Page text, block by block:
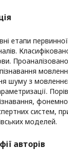
етапи
шуму з
систем,
моделей.
авторів